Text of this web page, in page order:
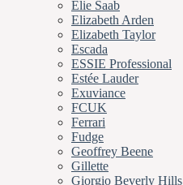
Elie Saab
Elizabeth Arden
Elizabeth Taylor
Escada
ESSIE Professional
Estée Lauder
Exuviance
FCUK
Ferrari
Fudge
Geoffrey Beene
Gillette
Giorgio Beverly Hills